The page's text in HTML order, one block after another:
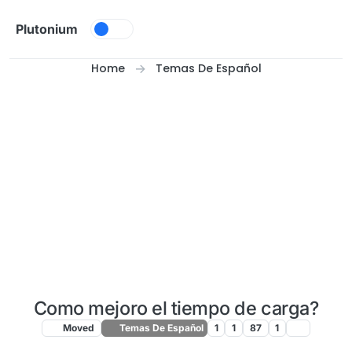
Plutonium
Home Temas De Español
Como mejoro el tiempo de carga?
Moved Temas De Español 1 1 87 1